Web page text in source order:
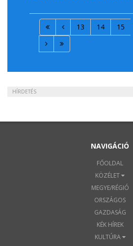
13 14 15
HÍRDETÉS
NAVIGÁCIÓ
FŐOLDAL
KÖZÉLET
MEGYE/RÉGIÓ
ORSZÁGOS
GAZDASÁG
KÉK HÍREK
KULTÚRA